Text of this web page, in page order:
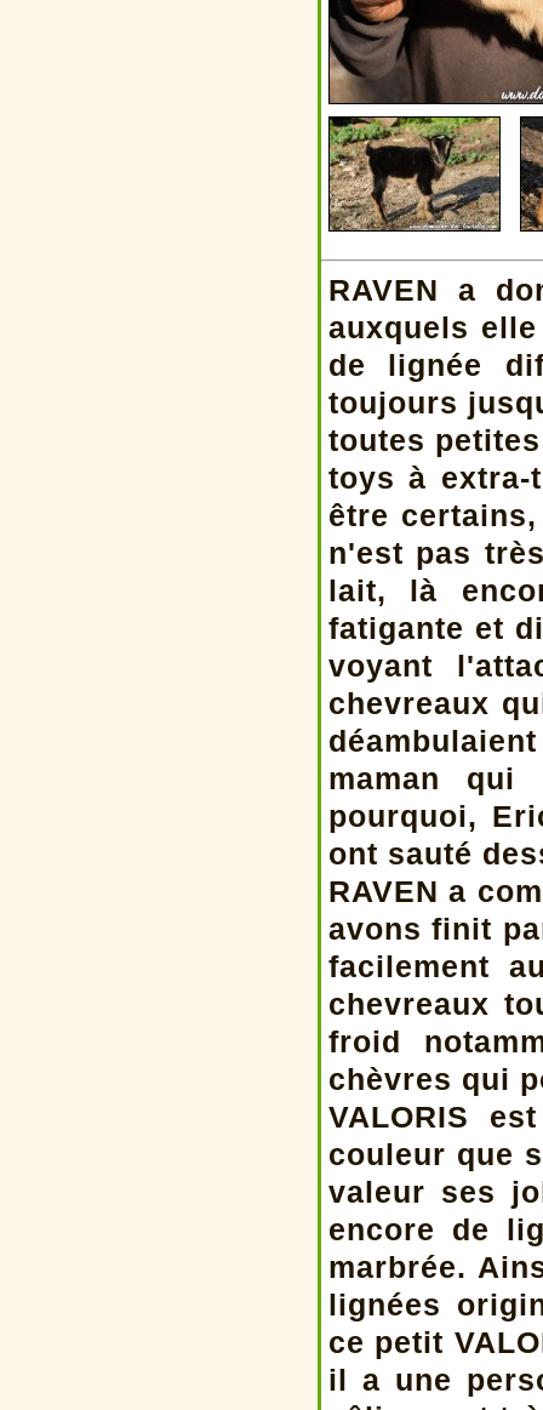
RAVEN a
auxquels
de lignée
toujours
toutes
toys à
être
n'est pas
lait, là
fatigante et
voyant
chevreaux
maman qui
pourquoi,
ont sauté
RAVEN a
avons finit
facilement
chevreaux
froid
chèvres qui
VALORIS
couleur que
valeur ses
encore de
marbrée.
lignées
ce petit
il a une